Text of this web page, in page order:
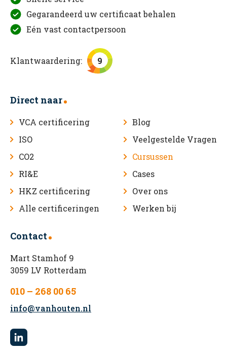
Gegarandeerd uw certificaat behalen
Eén vast contactpersoon
Klantwaardering: 9
Direct naar
VCA certificering
ISO
CO2
RI&E
HKZ certificering
Alle certificeringen
Blog
Veelgestelde Vragen
Cursussen
Cases
Over ons
Werken bij
Contact
Mart Stamhof 9
3059 LV Rotterdam
010 – 268 00 65
info@vanhouten.nl